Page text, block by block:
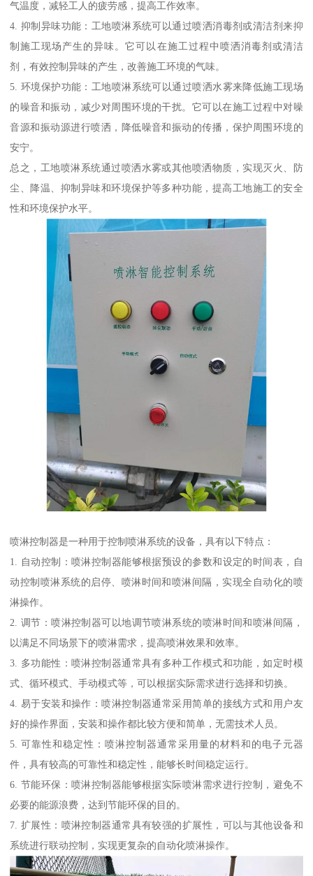
气温度，减轻工人的疲劳感，提高工作效率。
4. 抑制异味功能：工地喷淋系统可以通过喷洒消毒剂或清洁剂来抑
制施工现场产生的异味。它可以在施工过程中喷洒消毒剂或清洁
剂，有效控制异味的产生，改善施工环境的气味。
5. 环境保护功能：工地喷淋系统可以通过喷洒水雾来降低施工现场
的噪音和振动，减少对周围环境的干扰。它可以在施工过程中对噪
音源和振动源进行喷洒，降低噪音和振动的传播，保护周围环境的
安宁。
总之，工地喷淋系统通过喷洒水雾或其他喷洒物质，实现灭火、防
尘、降温、抑制异味和环境保护等多种功能，提高工地施工的安全
性和环境保护水平。
喷淋控制器是一种用于控制喷淋系统的设备，具有以下特点：
1. 自动控制：喷淋控制器能够根据预设的参数和设定的时间表，自
动控制喷淋系统的启停、喷淋时间和喷淋间隔，实现全自动化的喷
淋操作。
2. 调节：喷淋控制器可以地调节喷淋系统的喷淋时间和喷淋间隔，
以满足不同场景下的喷淋需求，提高喷淋效果和效率。
3. 多功能性：喷淋控制器通常具有多种工作模式和功能，如定时模
式、循环模式、手动模式等，可以根据实际需求进行选择和切换。
4. 易于安装和操作：喷淋控制器通常采用简单的接线方式和用户友
好的操作界面，安装和操作都比较方便和简单，无需技术人员。
5. 可靠性和稳定性：喷淋控制器通常采用量的材料和的电子元器
件，具有较高的可靠性和稳定性，能够长时间稳定运行。
6. 节能环保：喷淋控制器能够根据实际喷淋需求进行控制，避免不
必要的能源浪费，达到节能环保的目的。
7. 扩展性：喷淋控制器通常具有较强的扩展性，可以与其他设备和
系统进行联动控制，实现更复杂的自动化喷淋操作。